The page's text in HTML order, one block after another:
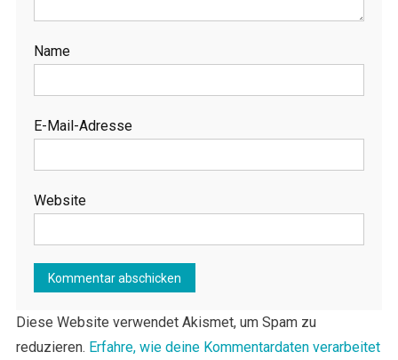
Name
E-Mail-Adresse
Website
Diese Website verwendet Akismet, um Spam zu
reduzieren. Erfahre, wie deine Kommentardaten verarbeitet